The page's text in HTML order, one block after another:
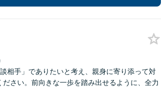
相手」でありたいと考え、親身に寄り添って対
さい。前向きな一歩を踏み出せるように、全力